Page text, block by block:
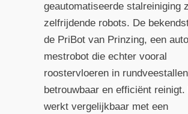
geautomatiseerde stalreiniging
zelfrijdende robots. De
de PriBot van Prinzing, een
mestrobot die echter vooral
roostervloeren in rundveestallen
betrouwbaar en efficiënt reinigt.
werkt vergelijkbaar met een